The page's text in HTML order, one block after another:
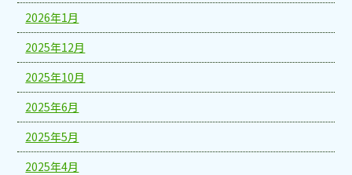
2026年1月
2025年12月
2025年10月
2025年6月
2025年5月
2025年4月